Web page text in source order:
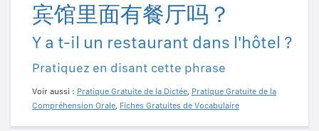
宾馆里面有餐厅吗？
Y a t-il un restaurant dans l'hôtel ?
Pratiquez en disant cette phrase
Voir aussi : Pratique Gratuite de la Dictée, Pratique Gratuite de la
Compréhension Orale, Fiches Gratuites de Vocabulaire